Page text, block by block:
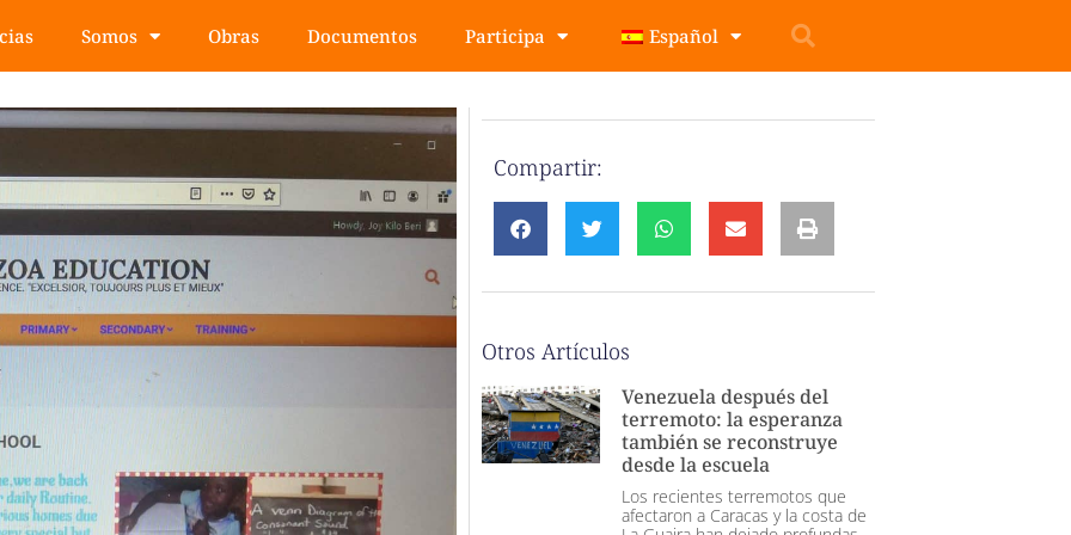
Somos Obras Documentos Participa Español
Compartir:
Otros Artículos
Venezuela después del
terremoto: la esperanza
también se reconstruye
desde la escuela
Los recientes terremotos que
afectaron a Caracas y la costa de